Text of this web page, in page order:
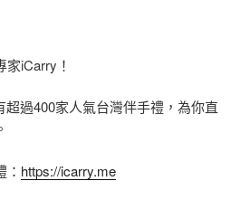
iCarry！
超過400家人氣台灣伴手禮，為你直
https://icarry.me